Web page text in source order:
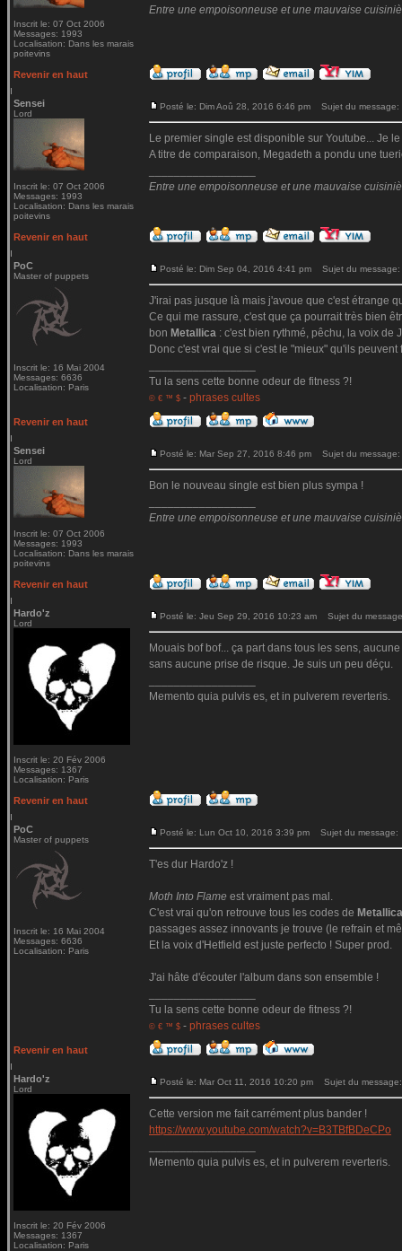
Inscrit le: 07 Oct 2006
Messages: 1993
Localisation: Dans les marais
poitevins
Entre une empoisonneuse et une mauvaise
Revenir en haut
Sensei
Lord
Inscrit le: 07 Oct 2006
Messages: 1993
Localisation: Dans les marais
poitevins
Posté le: Dim Aoû 28, 2016 6:46 pm Sujet du message:
Le premier single est disponible sur Youtube... Je
A titre de comparaison, Megadeth a pondu une
Entre une empoisonneuse et une mauvaise
Revenir en haut
PoC
Master of puppets
Inscrit le: 16 Mai 2004
Messages: 6636
Localisation: Paris
Posté le: Dim Sep 04, 2016 4:41 pm Sujet du message:
J'irai pas jusque là mais j'avoue que c'est étrange
Ce qui me rassure, c'est que ça pourrait très bien
bon Metallica : c'est bien rythmé, pêchu, la voix de
Donc c'est vrai que si c'est le "mieux" qu'ils
Tu la sens cette bonne odeur de fitness ?!
© € ™ $ - phrases cultes
Revenir en haut
Sensei
Lord
Inscrit le: 07 Oct 2006
Messages: 1993
Localisation: Dans les marais
poitevins
Posté le: Mar Sep 27, 2016 8:46 pm Sujet du message:
Bon le nouveau single est bien plus sympa !
Entre une empoisonneuse et une mauvaise
Revenir en haut
Hardo'z
Lord
Inscrit le: 20 Fév 2006
Messages: 1367
Localisation: Paris
Posté le: Jeu Sep 29, 2016 10:23 am Sujet du
Mouais bof bof... ça part dans tous les sens,
sans aucune prise de risque. Je suis un peu déçu.
Memento quia pulvis es, et in pulverem reverteris.
Revenir en haut
PoC
Master of puppets
Inscrit le: 16 Mai 2004
Messages: 6636
Localisation: Paris
Posté le: Lun Oct 10, 2016 3:39 pm Sujet du message:
T'es dur Hardo'z !
Moth Into Flame est vraiment pas mal.
C'est vrai qu'on retrouve tous les codes de Metallica
passages assez innovants je trouve (le refrain et
Et la voix d'Hetfield est juste perfecto ! Super prod.
J'ai hâte d'écouter l'album dans son ensemble !
Tu la sens cette bonne odeur de fitness ?!
© € ™ $ - phrases cultes
Revenir en haut
Hardo'z
Lord
Inscrit le: 20 Fév 2006
Messages: 1367
Localisation: Paris
Posté le: Mar Oct 11, 2016 10:20 pm Sujet du message:
Cette version me fait carrément plus bander !
https://www.youtube.com/watch?v=B3TBfBDeCPo
Memento quia pulvis es, et in pulverem reverteris.